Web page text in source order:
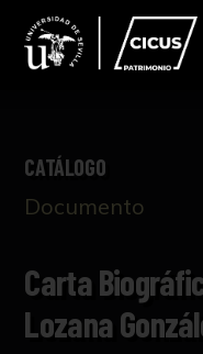
CATÁLOGO
Documento
Carta
Lozana